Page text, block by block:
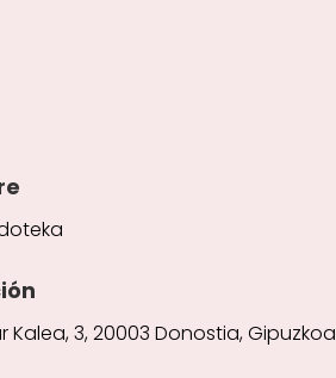
Kalea, 3, 20003 Donostia, Gipuzkoa